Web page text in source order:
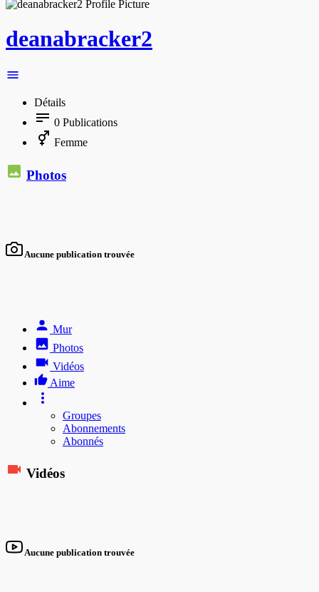
deanabracker2
Détails
0 Publications
Femme
Photos
Aucune publication trouvée
Mur
Photos
Vidéos
Aime
Groupes
Abonnements
Abonnés
Vidéos
Aucune publication trouvée